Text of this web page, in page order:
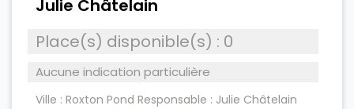
Julie Châtelain
Place(s) disponible(s) : 0
Aucune indication particulière
Ville : Roxton Pond Responsable : Julie Châtelain